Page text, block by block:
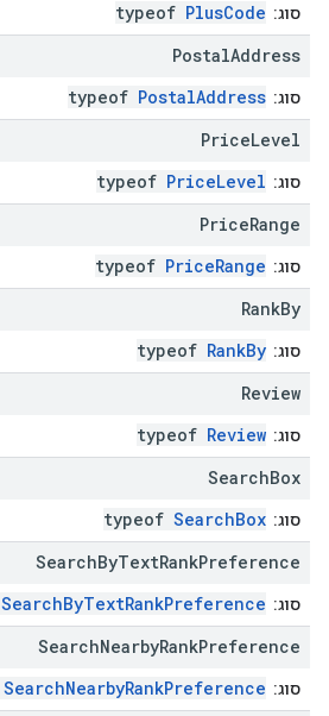
סוג: typeof PlusCode
PostalAddress
סוג: typeof PostalAddress
PriceLevel
סוג: typeof PriceLevel
PriceRange
סוג: typeof PriceRange
RankBy
סוג: typeof RankBy
Review
סוג: typeof Review
SearchBox
סוג: typeof SearchBox
SearchByTextRankPreference
סוג: SearchByTextRankPreference
SearchNearbyRankPreference
סוג: SearchNearbyRankPreference